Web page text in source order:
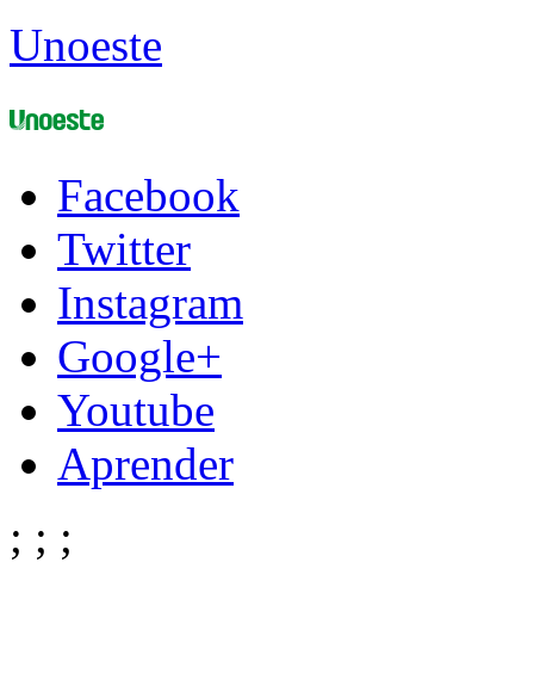
Unoeste
Facebook
Twitter
Instagram
Google+
Youtube
Aprender
; ; ;